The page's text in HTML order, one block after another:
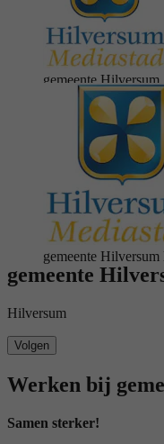
gemeente Hilversum
gemeente Hilversum
gemeente
Hilversum
Volgen
Werken bij
Samen sterker!